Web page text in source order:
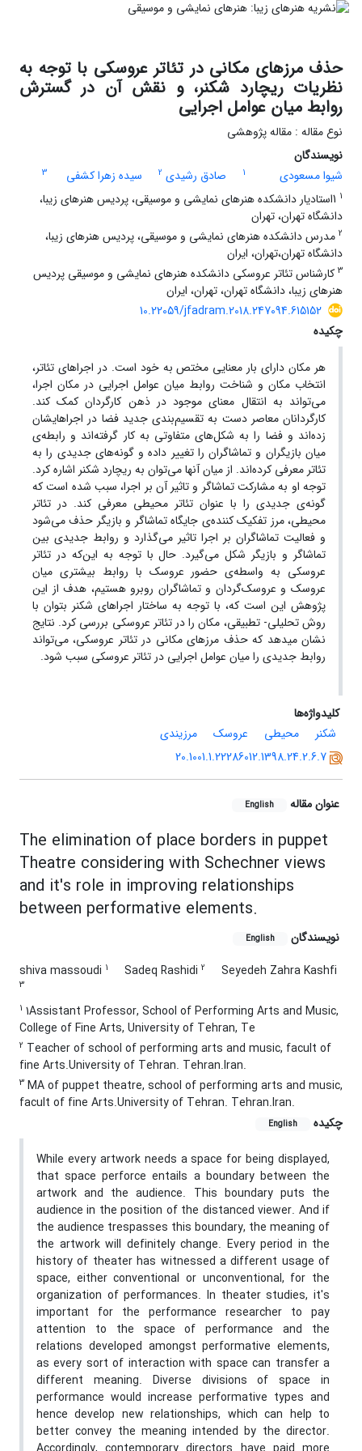
حذف مرزهای مکانی در تئاتر عروسکی با توجه به
نظریات ریچارد شکنر، و نقش آن در گسترش
روابط میان عوامل اجرایی
نوع مقاله : مقاله پژوهشی
نویسندگان
شیوا مسعودی
1 صادق رشیدی 2 سیده زهرا کشفی
3
1
1استادیار دانشکده هنرهای نمایشی و موسیقی، پردیس هنرهای زیبا،
دانشگاه تهران، تهران
2 مدرس دانشکده هنرهای نمایشی و موسیقی، پردیس هنرهای زیبا،
دانشگاه تهران،تهران، ایران
3 کارشناس تئاتر عروسکی دانشکده هنرهای نمایشی و موسیقی پردیس
هنرهای زیبا، دانشگاه تهران، تهران، ایران
10.22059/jfadram.2018.247094.615152
چکیده
هر مکان دارای بار معنایی مختص به خود است. در اجراهای تئاتر،
انتخاب مکان و شناخت روابط میان عوامل اجرایی در مکان اجرا،
می‌تواند به انتقال معنای موجود در ذهن کارگردان کمک کند.
کارگردانان معاصر دست به تقسیم‌بندی جدید فضا در اجراهایشان
زده‌اند و فضا را به شکل‌های متفاوتی به کار گرفته‌اند و رابطه‌ی
میان بازیگران و تماشاگران را تغییر داده و گونه‌های جدیدی را به
تئاتر معرفی کرده‌اند. از میان آنها می‌توان به ریچارد شکنر اشاره کرد.
توجه او به مشارکت تماشاگر و تاثیر آن بر اجرا، سبب شده است که
گونه‌ی جدیدی را با عنوان تئاتر محیطی معرفی کند. در تئاتر
محیطی، مرز تفکیک کننده‌ی جایگاه تماشاگر و بازیگر حذف می‌شود
و فعالیت تماشاگران بر اجرا تاثیر می‌گذارد و روابط جدیدی بین
تماشاگر و بازیگر شکل می‌گیرد. حال با توجه به این‌که در تئاتر
عروسکی به واسطه‌ی حضور عروسک با روابط بیشتری میان
عروسک و عروسک‌گردان و تماشاگران روبرو هستیم، هدف از این
پژوهش این است که، با توجه به ساختار اجراهای شکنر بتوان با
روش تحلیلی- تطبیقی، مکان را در تئاتر عروسکی بررسی کرد. نتایج
نشان می­دهد که حذف مرزهای مکانی در تئاتر عروسکی، می‌تواند
روابط جدیدی را میان عوامل اجرایی در تئاتر عروسکی سبب شود.
کلیدواژه‌ها
شکنر
محیطی عروسک
مرزیندی
20.1001.1.22286012.1398.24.2.6.7
عنوان مقاله English
The elimination of place borders in puppet
Theatre considering with Schechner views
and it's role in improving relationships
between performative elements.
نویسندگان English
shiva massoudi 1 Sadeq Rashidi 2 Seyedeh Zahra Kashfi
3
1 1Assistant Professor, School of Performing Arts and Music,
College of Fine Arts, University of Tehran, Te
2 Teacher of school of performing arts and music, facult of
fine Arts.University of Tehran. Tehran.Iran.
3 MA of puppet theatre, school of performing arts and music,
facult of fine Arts.University of Tehran. Tehran.Iran.
چکیده
English
While every artwork needs a space for being displayed,
that space perforce entails a boundary between the
artwork and the audience. This boundary puts the
audience in the position of the distanced viewer. And if
the audience trespasses this boundary, the meaning of
the artwork will definitely change. Every period in the
history of theater has witnessed a different usage of
space, either conventional or unconventional, for the
organization of performances. In theater studies, it's
important for the performance researcher to pay
attention to the space of performance and the
relations developed amongst performative elements,
as every sort of interaction with space can transfer a
different meaning. Diverse divisions of space in
performance would increase performative types and
hence develop new relationships, which can help to
better convey the meaning intended by the director.